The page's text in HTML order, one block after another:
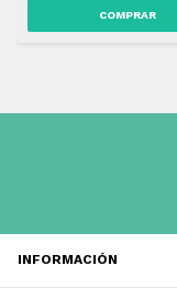
INFORMACIÓN